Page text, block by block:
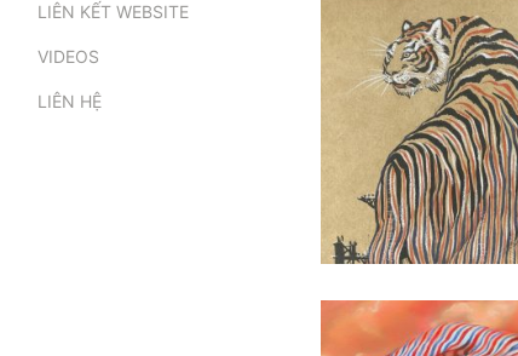
LIÊN KẾT WEBSITE
VIDEOS
LIÊN HỆ